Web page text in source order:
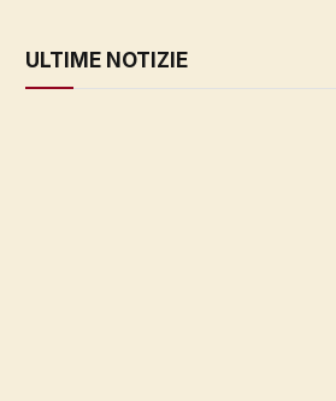
ULTIME NOTIZIE